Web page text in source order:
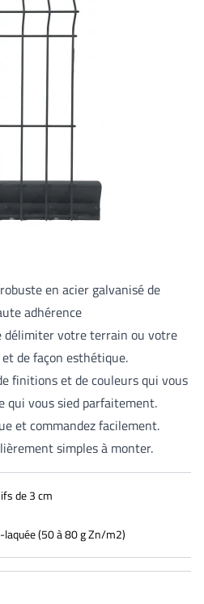
en acier galvanisé de
adhérence
délimiter votre terrain ou votre
de façon esthétique.
finitions et de couleurs qui vous
qui vous sied parfaitement.
et commandez facilement.
simples à monter.
de 3 cm
(50 à 80 g Zn/m2)